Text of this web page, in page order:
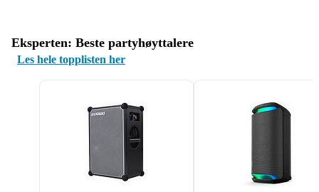
Eksperten: Beste partyhøyttalere
Les hele topplisten her